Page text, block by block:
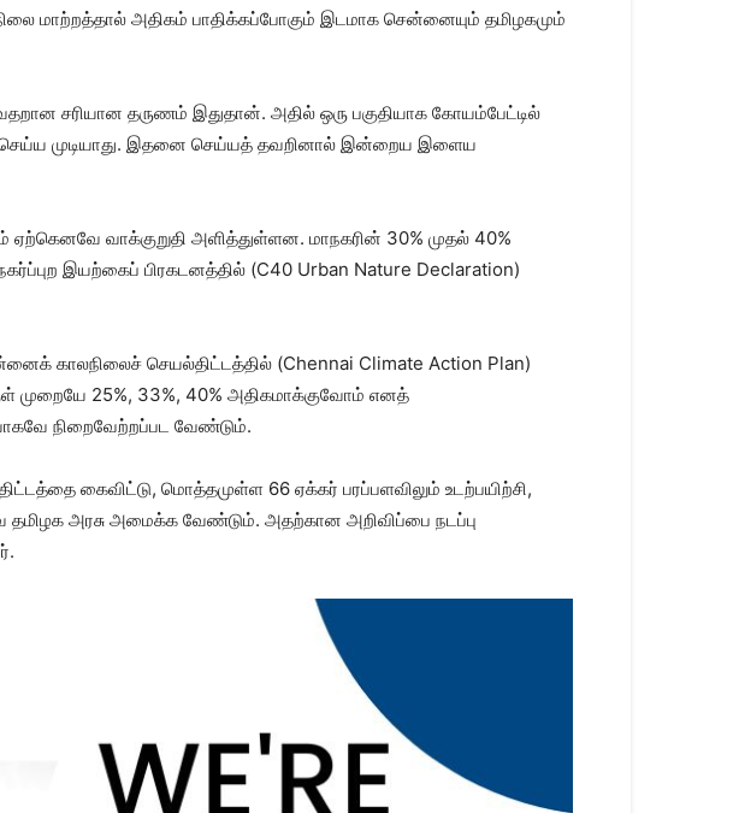
மாற்றத்தால் அதிகம் பாதிக்கப்போகும் இடமாக சென்னையும் தமிழகமும்
சரியான தருணம் இதுதான். அதில் ஒரு பகுதியாக கோயம்பேட்டில்
முடியாது. இதனை செய்யத் தவறினால் இன்றைய இளைய
வாக்குறுதி அளித்துள்ளன. மாநகரின் 30% முதல் 40%
இயற்கைப் பிரகடனத்தில் (C40 Urban Nature Declaration)
காலநிலைச் செயல்திட்டத்தில் (Chennai Climate Action Plan)
25%, 33%, 40% அதிகமாக்குவோம் எனத்
நிறைவேற்றப்பட வேண்டும்.
கைவிட்டு, மொத்தமுள்ள 66 ஏக்கர் பரப்பளவிலும் உடற்பயிற்சி,
அரசு அமைக்க வேண்டும். அதற்கான அறிவிப்பை நடப்பு